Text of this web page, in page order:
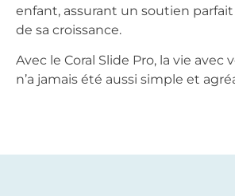
enfant, assurant un soutien
de sa croissance.
Avec le Coral Slide Pro, la vie
n’a jamais été aussi simple et